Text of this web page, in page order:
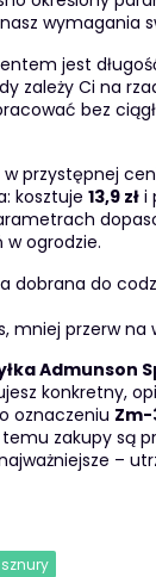
wymagania
jest
zależy Ci na
bez
w przystępnej
kosztuje 13,9 złi
ogrodzie.
dobrana do
mniej przerw na
Admunson
konkretny,
oznaczeniu Zm-
temu zakupy są
–
sznury